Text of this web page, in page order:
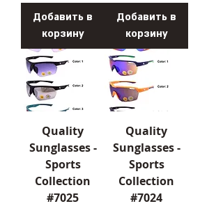
Добавить в
корзину
Добавить в
корзину
Quality
Sunglasses -
Sports
Collection
#7025
Quality
Sunglasses -
Sports
Collection
#7024